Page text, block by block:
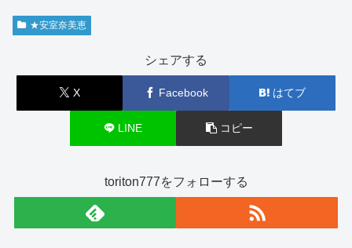
★安室奈美恵
シェアする
X Facebook はてブ
LINE コピー
toriton777をフォローする